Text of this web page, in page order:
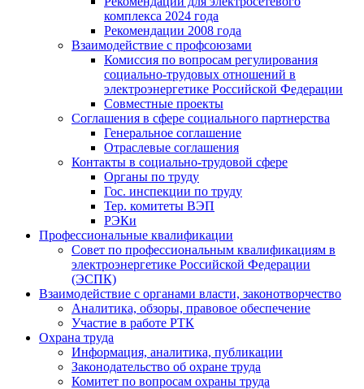
комплекса 2024 года
Рекомендации 2008 года
Взаимодействие с профсоюзами
Комиссия по вопросам регулирования
социально-трудовых отношений в
электроэнергетике Российской Федерации
Совместные проекты
Соглашения в сфере социального партнерства
Генеральное соглашение
Отраслевые соглашения
Контакты в социально-трудовой сфере
Органы по труду
Гос. инспекции по труду
Тер. комитеты ВЭП
РЭКи
Профессиональные квалификации
Совет по профессиональным квалификациям в
электроэнергетике Российской Федерации
(ЭСПК)
Взаимодействие с органами власти, законотворчество
Аналитика, обзоры, правовое обеспечение
Участие в работе РТК
Охрана труда
Информация, аналитика, публикации
Законодательство об охране труда
Комитет по вопросам охраны труда